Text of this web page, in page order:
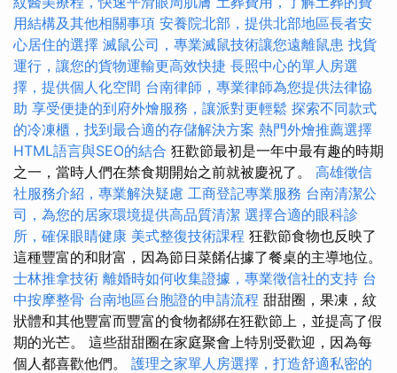
用結構及其他相關事項 安養院北部，提供北部地區長者安
心居住的選擇 滅鼠公司，專業滅鼠技術讓您遠離鼠患 找貨
運行，讓您的貨物運輸更高效快捷 長照中心的單人房選
擇，提供個人化空間 台南律師，專業律師為您提供法律協
助 享受便捷的到府外燴服務，讓派對更輕鬆 探索不同款式
的冷凍櫃，找到最合適的存儲解決方案 熱門外燴推薦選擇
HTML語言與SEO的結合 狂歡節最初是一年中最有趣的時期
之一，當時人們在禁食期開始之前就被慶祝了。 高雄徵信
社服務介紹，專業解決疑慮 工商登記專業服務 台南清潔公
司，為您的居家環境提供高品質清潔 選擇合適的眼科診
所，確保眼睛健康 美式整復技術課程 狂歡節食物也反映了
這種豐富的和財富，因為節日菜餚佔據了餐桌的主導地位。
士林推拿技術 離婚時如何收集證據，專業徵信社的支持 台
中按摩整骨 台南地區台胞證的申請流程 甜甜圈，果凍，紋
狀體和其他豐富而豐富的食物都綁在狂歡節上，並提高了假
期的光芒。 這些甜甜圈在家庭聚會上特別受歡迎，因為每
個人都喜歡他們。 護理之家單人房選擇，打造舒適私密的